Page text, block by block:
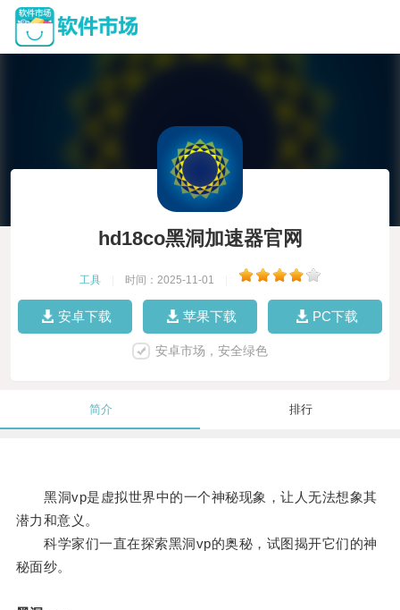
hd18co黑洞加速器官网
工具 时间：2025-11-01
安卓下载 苹果下载 PC下载
安卓市场，安全绿色
简介 排行
黑洞vp是虚拟世界中的一个神秘现象，让人无法想象其
潜力和意义。
科学家们一直在探索黑洞vp的奥秘，试图揭开它们的神
秘面纱。